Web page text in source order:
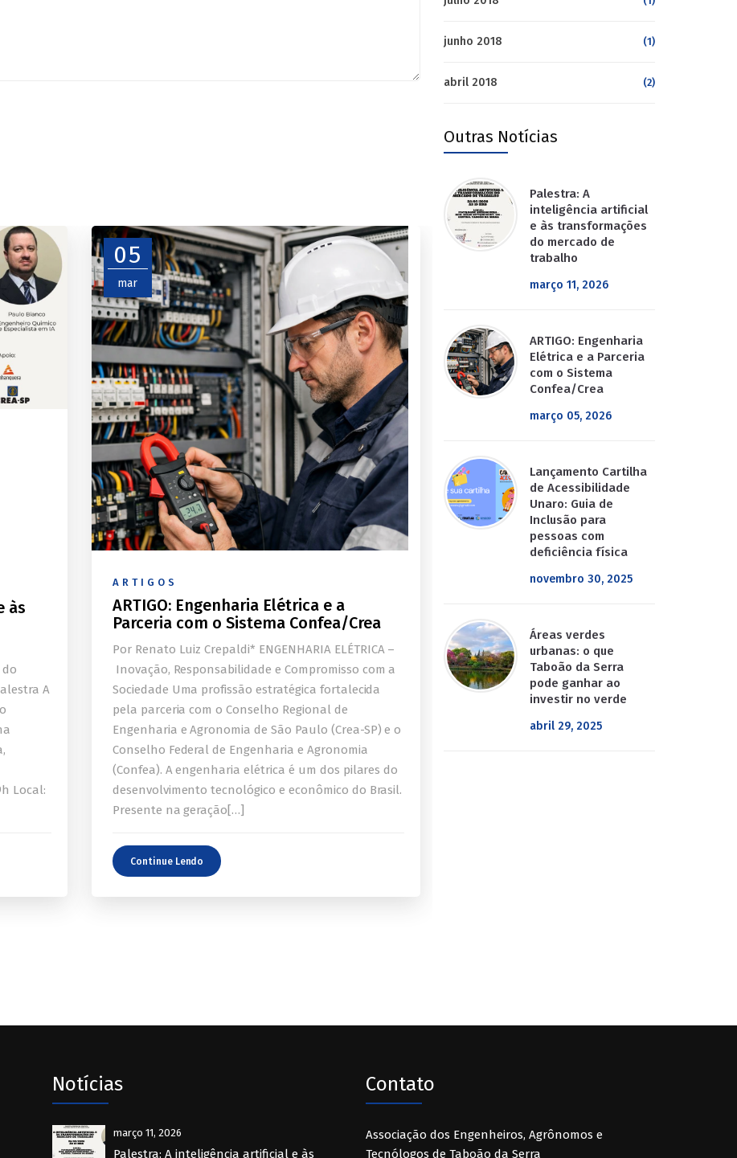
às
A
Local:
05
mar
ARTIGOS
ARTIGO: Engenharia Elétrica e a
Parceria com o Sistema Confea/Crea
Por Renato Luiz Crepaldi* ENGENHARIA ELÉTRICA –
Inovação, Responsabilidade e Compromisso com a
Sociedade Uma profissão estratégica fortalecida
pela parceria com o Conselho Regional de
Engenharia e Agronomia de São Paulo (Crea-SP) e o
Conselho Federal de Engenharia e Agronomia
(Confea). A engenharia elétrica é um dos pilares do
desenvolvimento tecnológico e econômico do Brasil.
Presente na geração[…]
Continue Lendo
junho 2018 (1)
abril 2018 (2)
Outras Notícias
Palestra: A
inteligência artificial
e às transformações
do mercado de
trabalho
março 11, 2026
ARTIGO: Engenharia
Elétrica e a Parceria
com o Sistema
Confea/Crea
março 05, 2026
Lançamento Cartilha
de Acessibilidade
Unaro: Guia de
Inclusão para
pessoas com
deficiência física
novembro 30, 2025
Áreas verdes
urbanas: o que
Taboão da Serra
pode ganhar ao
investir no verde
abril 29, 2025
Notícias
março 11, 2026
Palestra: A inteligência artificial e às
Contato
Associação dos Engenheiros, Agrônomos e
Tecnólogos de Taboão da Serra